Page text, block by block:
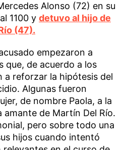
Alonso (72) en su
1100 y detuvo al hijo de
(47).
empezaron a
que, de acuerdo a los
a reforzar la hipótesis del
Algunas fueron
de nombre Paola, a la
amante de Martín Del Río.
pero sobre todo una
hijos cuando intentó